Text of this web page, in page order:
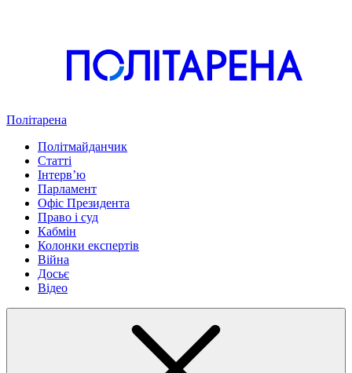
Політарена
Політмайданчик
Статті
Інтервʼю
Парламент
Офіс Президента
Право і суд
Кабмін
Колонки експертів
Війна
Досьє
Відео